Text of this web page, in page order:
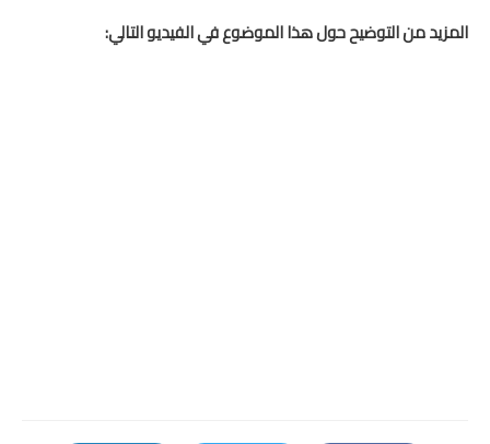
امتحانات مهنية
المزيد من التوضيح حول هذا الموضوع في الفيديو التالي: